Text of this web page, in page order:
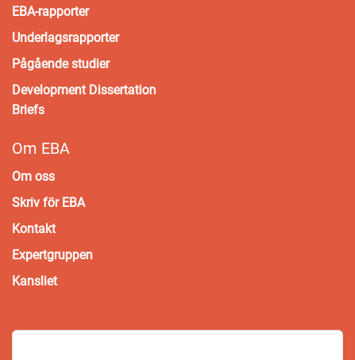
EBA-rapporter
Underlagsrapporter
Pågående studier
Development Dissertation
Briefs
Om EBA
Om oss
Skriv för EBA
Kontakt
Expertgruppen
Kansliet